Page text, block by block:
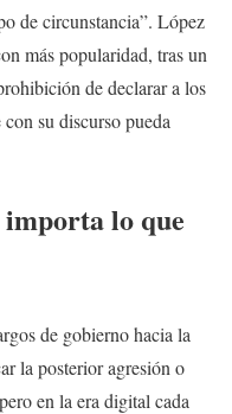
de circunstancia”. López
más popularidad, tras un
de declarar a los
su discurso pueda
lo que
de gobierno hacia la
la posterior agresión o
en la era digital cada